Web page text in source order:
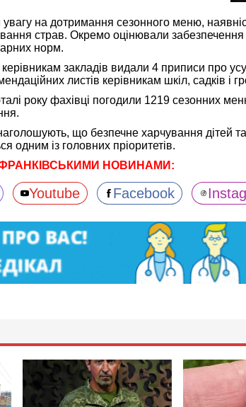
увагу на дотримання сезонного меню,
страв. Окремо оцінювали
норм.
закладів видали 4 приписи про
листів керівникам шкіл, садків і
року фахівці погодили 1219 сезонних
що безпечне харчування дітей
одним із головних пріоритетів.
НОВИНАМИ:
Youtube Facebook